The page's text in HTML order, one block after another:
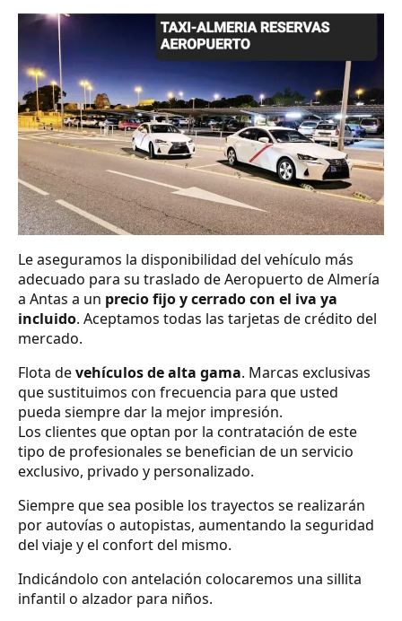
Le aseguramos la disponibilidad del vehículo más
adecuado para su traslado de Aeropuerto de Almería
a Antas a un precio fijo y cerrado con el iva ya
incluido. Aceptamos todas las tarjetas de crédito del
mercado.
Flota devehículos de alta gama. Marcas exclusivas
que sustituimos con frecuencia para que usted
pueda siempre dar la mejor impresión.
Los clientes que optan por la contratación de este
tipo de profesionales se benefician de un servicio
exclusivo, privado y personalizado.
Siempre que sea posible los trayectos se realizarán
por autovías o autopistas, aumentando la seguridad
del viaje y el confort del mismo.
Indicándolo con antelación colocaremos una sillita
infantil o alzador para niños.